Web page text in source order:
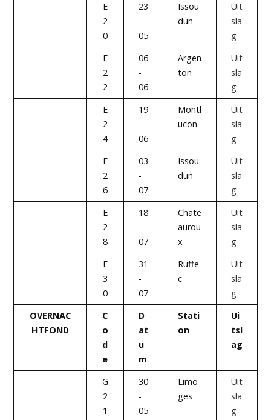
E
2
0
23
-
05
Issou
dun
Uit
sla
g
E
2
2
06
-
06
Argen
ton
Uit
sla
g
E
2
4
19
-
06
Montl
ucon
Uit
sla
g
E
2
6
03
-
07
Issou
dun
Uit
sla
g
E
2
8
18
-
07
Chate
aurou
x
Uit
sla
g
E
3
0
31
-
07
Ruffe
c
Uit
sla
g
OVERNAC
HTFOND
C
o
d
e
D
at
u
m
Stati
on
Ui
tsl
ag
G
2
1
30
-
05
Limo
ges
Uit
sla
g